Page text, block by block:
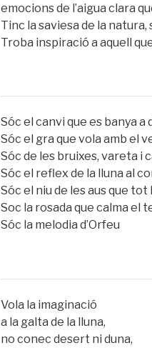
emocions de l’aigua clara
Tinc la saviesa de la
Troba inspiració a aquell
Sóc el canvi que es banya
Sóc el gra que vola amb el
Sóc de les bruixes, vareta i
Sóc el reflex de la lluna al
Sóc el niu de les aus que
Soc la rosada que calma el
Sóc la melodia d’Orfeu
Vola la imaginació
a la galta de la lluna,
no conec desert ni duna,